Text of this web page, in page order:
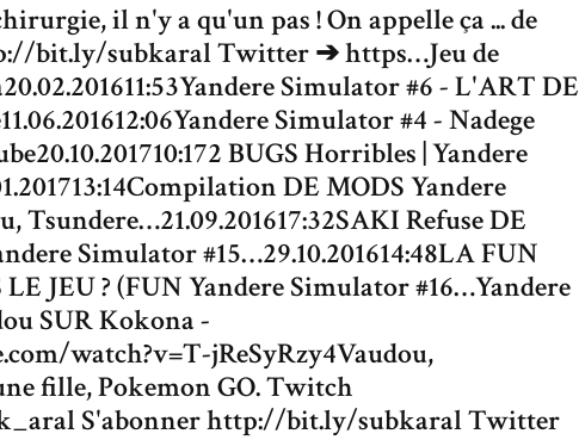
il n'y a qu'un pas ! On appelle ça ... de
bit.ly/subkaral Twitter ➔ https…Jeu de
Simulator #6 - L'ART DE
Simulator #4 - Nadege
BUGS Horribles | Yandere
DE MODS Yandere
Tsundere…21.09.201617:32SAKI Refuse DE
Simulator #15…29.10.201614:48LA FUN
JEU ? (FUN Yandere Simulator #16…Yandere
SUR Kokona -
watch?v=T-jReSyRzy4Vaudou,
fille, Pokemon GO. Twitch
S'abonner http://bit.ly/subkaral Twitter